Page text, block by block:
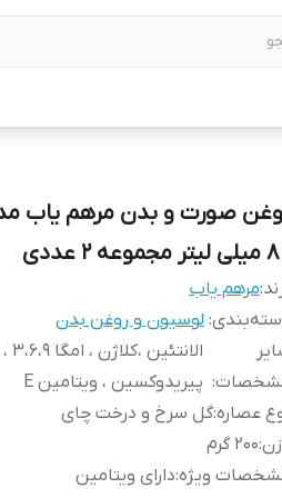
صورت و بدن مرهم یاب
2 عددی
مرهم یاب
: لوسیون و روغن بدن
: پیریدوکسین ، ویتامین E
عصاره:گل سرخ و درخت چای
:200 گرم
ویژه:دارای ویتامین